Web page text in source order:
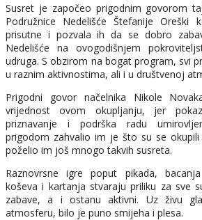
Susret je započeo prigodnim govorom
Podružnice Nedelišće Štefanije Oreški
prisutne i pozvala ih da se dobro
Nedelišće na ovogodišnjem
udruga. S obzirom na bogat program, svi
u raznim aktivnostima, ali i u društvenoj
Prigodni govor načelnika Nikole
vrijednost ovom okupljanju, jer
priznavanje i podrška radu
prigodom zahvalio im je što su se
poželio im još mnogo takvih susreta.
Raznovrsne igre poput pikada,
koševa i kartanja stvaraju priliku za sve
zabave, a i ostanu aktivni. Uz živu
atmosferu, bilo je puno smijeha i plesa.